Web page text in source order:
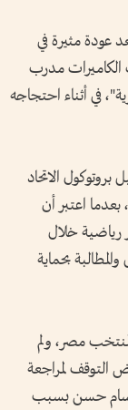
التي انتهت بفوز الأرجنتين 3-2 بعد عودة مثيرة في
الكاميرات مدرب
في أثناء احتجاجه
الاتحاد
بعدما اعتبر أن
رياضية خلال
بحماية
مصر، ولم
التوقف لمراجعة
حسام حسن بسبب